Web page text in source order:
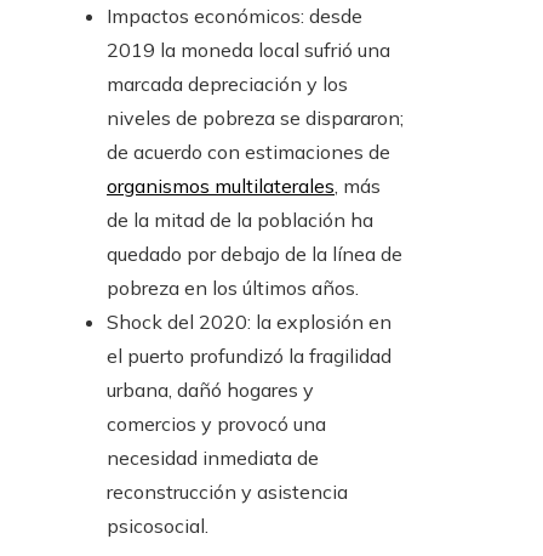
Impactos económicos: desde
2019 la moneda local sufrió una
marcada depreciación y los
niveles de pobreza se dispararon;
de acuerdo con estimaciones de
organismos multilaterales, más
de la mitad de la población ha
quedado por debajo de la línea de
pobreza en los últimos años.
Shock del 2020: la explosión en
el puerto profundizó la fragilidad
urbana, dañó hogares y
comercios y provocó una
necesidad inmediata de
reconstrucción y asistencia
psicosocial.